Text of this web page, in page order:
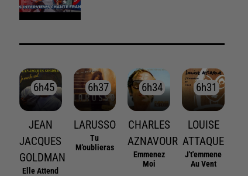
6h45
6h45
JEAN
JACQUES
GOLDMAN
Elle Attend
6h37
6h37
LARUSSO
Tu
M'oublieras
6h34
6h34
CHARLES
AZNAVOUR
Emmenez
Moi
6h31
6h31
LOUISE
ATTAQUE
J't'emmene
Au Vent